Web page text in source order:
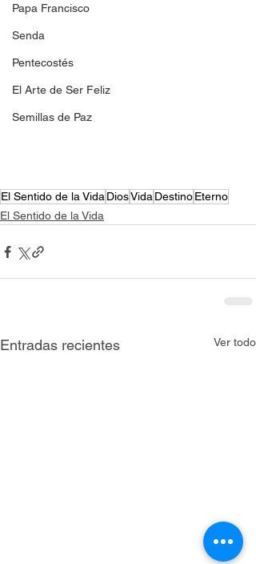
Papa Francisco
Senda
Pentecostés
El Arte de Ser Feliz
Semillas de Paz
El Sentido de la VidaDiosVidaDestinoEterno
El Sentido de la Vida
Entradas recientes Ver todo